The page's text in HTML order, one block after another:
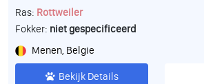
Ras: Rottweiler
Fokker: niet gespecificeerd
Menen, Belgie
Bekijk Details